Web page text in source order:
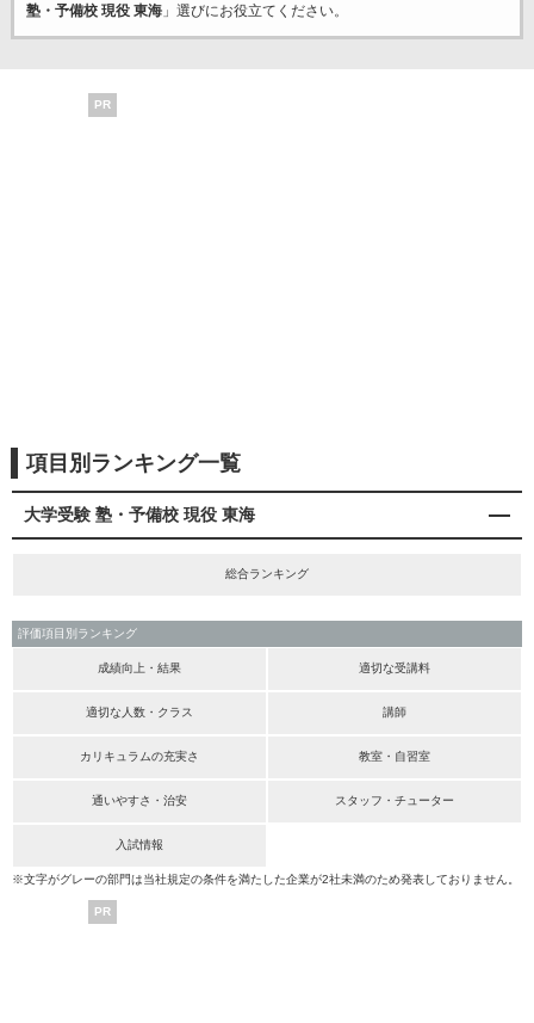
塾・予備校 現役 東海」選びにお役立てください。
PR
項目別ランキング一覧
大学受験 塾・予備校 現役 東海
総合ランキング
評価項目別ランキング
成績向上・結果 適切な受講料
適切な人数・クラス 講師
カリキュラムの充実さ 教室・自習室
通いやすさ・治安 スタッフ・チューター
入試情報
※文字がグレーの部門は当社規定の条件を満たした企業が2社未満のため発表しておりません。
PR